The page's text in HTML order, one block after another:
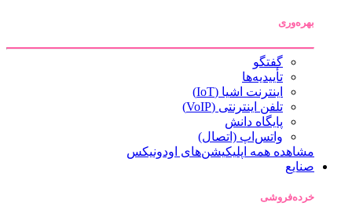
بهره‌وری
گفتگو
تأییدیه‌ها
اینترنت اشیا (IoT)
تلفن اینترنتی (VoIP)
پایگاه دانش
واتس‌اپ (اتصال)
مشاهده همه اپلیکیشن‌های اودونیکس
صنایع
خرده‌فروشی